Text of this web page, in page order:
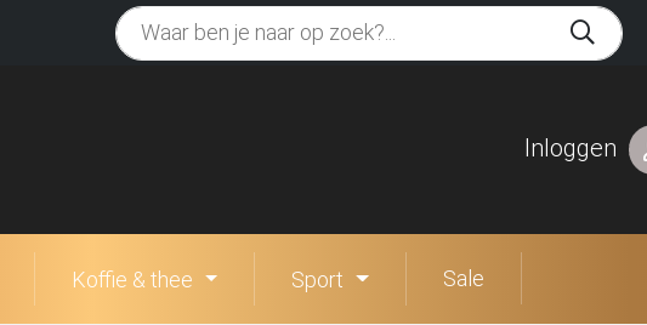
Inloggen
Koffie & thee Sport Sale